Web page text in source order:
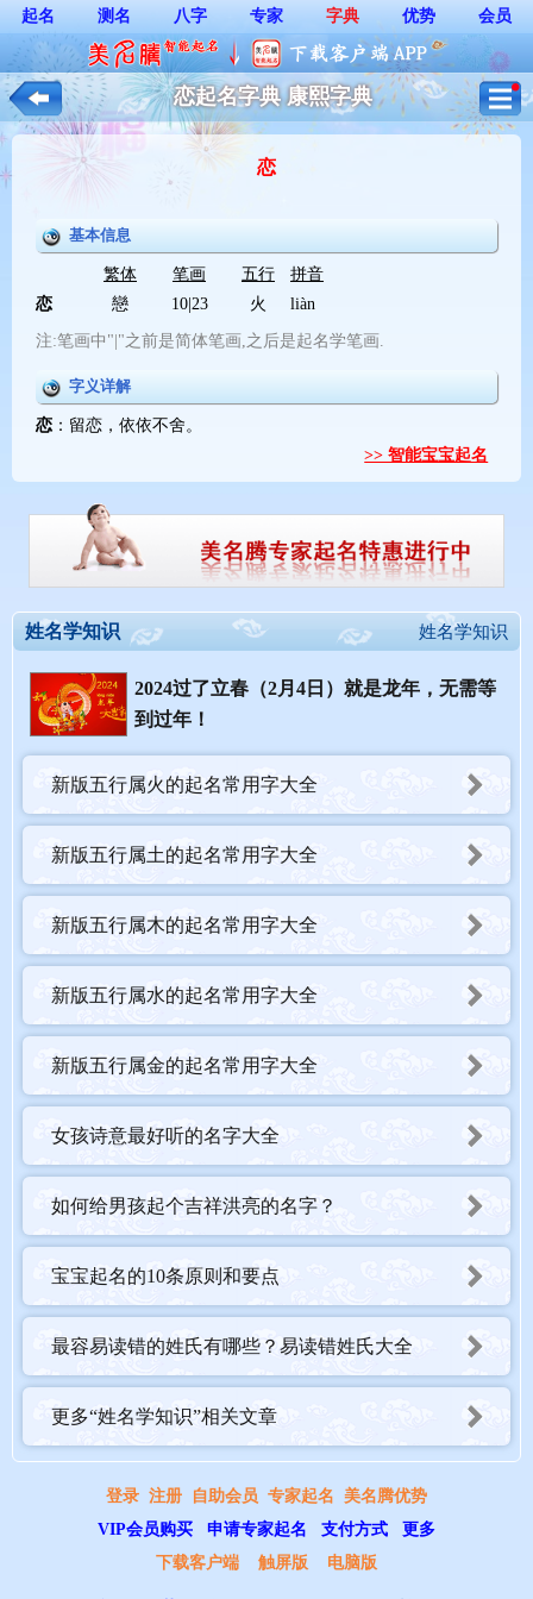
起名 测名 八字 专家 字典 优势 会员
恋起名字典 康熙字典
恋
基本信息
繁体 笔画 五行
拼音
恋
戀 10|23 火 liàn
注:笔画中"|"之前是简体笔画,之后是起名学笔画.
字义详解
恋 ：留恋，依依不舍。
>> 智能宝宝起名
姓名学知识
姓名学知识
2024过了立春（2月4日）就是龙年，无需等
到过年！
新版五行属火的起名常用字大全
新版五行属土的起名常用字大全
新版五行属木的起名常用字大全
新版五行属水的起名常用字大全
新版五行属金的起名常用字大全
女孩诗意最好听的名字大全
如何给男孩起个吉祥洪亮的名字？
宝宝起名的10条原则和要点
最容易读错的姓氏有哪些？易读错姓氏大全
更多“姓名学知识”相关文章
登录 注册 自助会员 专家起名 美名腾优势
VIP会员购买
申请专家起名 支付方式
更多
下载客户端
触屏版 电脑版